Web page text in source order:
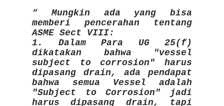
Mungkin ada yang bisa
memberi pencerahan tentang
ASME Sect VIII:
1. Dalam Para UG 25(f)
dikatakan bahwa "vessel
subject to corrosion" harus
dipasang drain, ada pendapat
bahwa semua Vessel adalah
"Subject to Corrosion" jadi
harus dipasang drain, tapi